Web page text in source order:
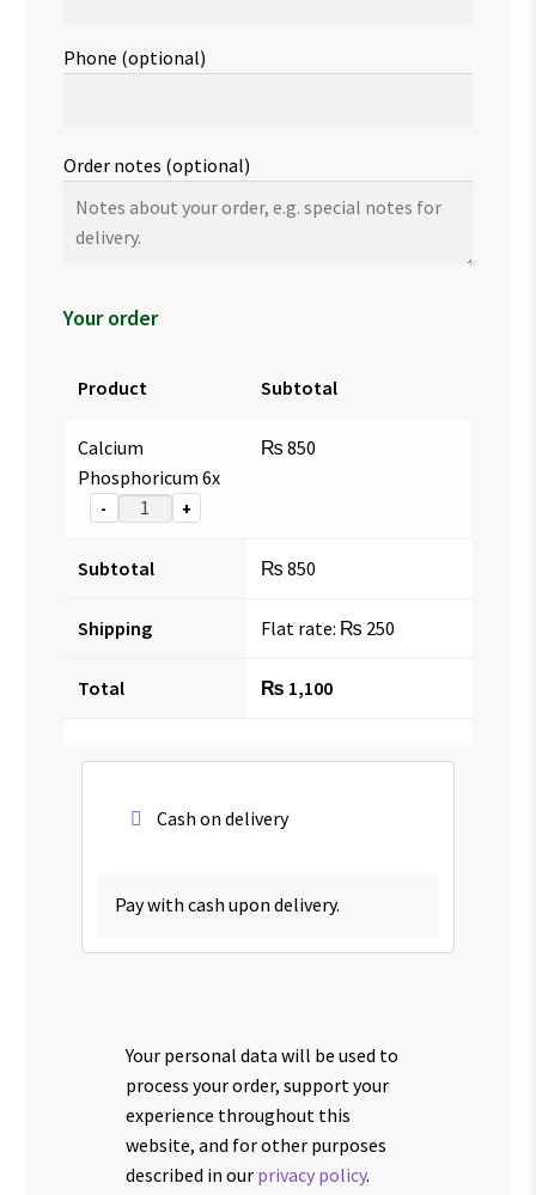
Phone (optional)
Order notes (optional)
Your order
Product Subtotal
Calcium
Phosphoricum 6x
- +
₨ 850
Subtotal ₨ 850
Shipping Flat rate: ₨ 250
Total ₨ 1,100
Cash on delivery
Pay with cash upon delivery.
Your personal data will be used to
process your order, support your
experience throughout this
website, and for other purposes
described in our privacy policy.